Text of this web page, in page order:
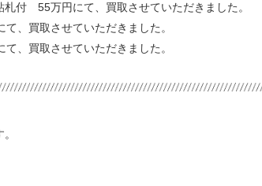
55万円にて、買取させていただきました。
取させていただきました。
取させていただきました。